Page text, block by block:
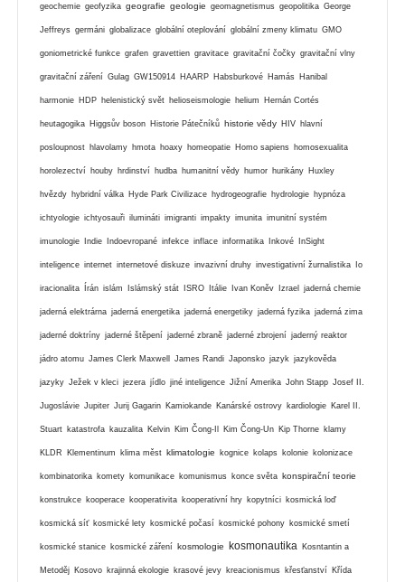
geochemie geofyzika geografie geologie geomagnetismus geopolitika George
Jeffreys germáni globalizace globální oteplování globální zmeny klimatu GMO
goniometrické funkce grafen gravettien gravitace gravitační čočky gravitační vlny
gravitační záření Gulag GW150914 HAARP Habsburkové Hamás Hanibal
harmonie HDP helenistický svět helioseismologie helium Hernán Cortés
heutagogika Higgsův boson Historie Pátečníků historie vědy HIV hlavní
posloupnost hlavolamy hmota hoaxy homeopatie Homo sapiens homosexualita
horolezectví houby hrdinství hudba humanitní vědy humor hurikány Huxley
hvězdy hybridní válka Hyde Park Civilizace hydrogeografie hydrologie hypnóza
ichtyologie ichtyosauři ilumináti imigranti impakty imunita imunitní systém
imunologie Indie Indoevropané infekce inflace informatika Inkové InSight
inteligence internet internetové diskuze invazivní druhy investigativní žurnalistika Io
iracionalita Írán islám Islámský stát ISRO Itálie Ivan Koněv Izrael jaderná chemie
jaderná elektrárna jaderná energetika jaderná energetiky jaderná fyzika jaderná zima
jaderné doktríny jaderné štěpení jaderné zbraně jaderné zbrojení jaderný reaktor
jádro atomu James Clerk Maxwell James Randi Japonsko jazyk jazykověda
jazyky Ježek v kleci jezera jídlo jiné inteligence Jižní Amerika John Stapp Josef II.
Jugoslávie Jupiter Jurij Gagarin Kamiokande Kanárské ostrovy kardiologie Karel II.
Stuart katastrofa kauzalita Kelvin Kim Čong-Il Kim Čong-Un Kip Thorne klamy
KLDR Klementinum klima měst klimatologie kognice kolaps kolonie kolonizace
kombinatorika komety komunikace komunismus konce světa konspirační teorie
konstrukce kooperace kooperativita kooperativní hry kopytníci kosmická loď
kosmická síť kosmické lety kosmické počasí kosmické pohony kosmické smetí
kosmické stanice kosmické záření kosmologie kosmonautika Kosntantin a
Metoděj Kosovo krajinná ekologie krasové jevy kreacionismus křesťanství Křída